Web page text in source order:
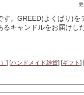
。GREED(よくばり)
るキャンドルをお届け
] [ハンドメイド雑貨] [ギフト ] [